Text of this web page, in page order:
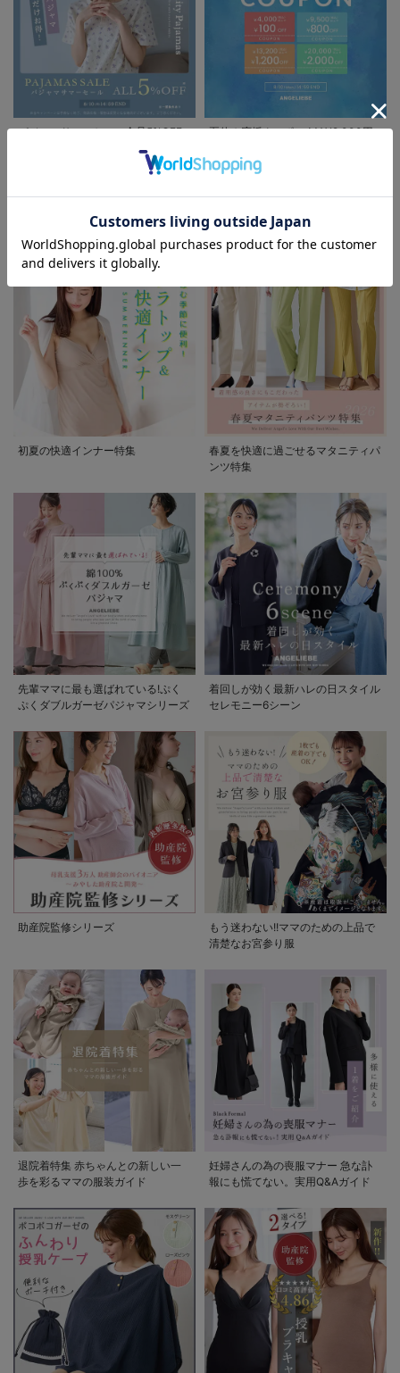
お買い物を続ける カートへ進む
RELATED ITEMS
関連商品
1
開産褥ショーツ
出産準備 入院準
備
¥2,080 (税込)
パジャマサマーセール全品5%OFF
夏休み応援クーポン MAX2,000円
FEATURE
マタニティウェア/授乳服/
マタニティ用品に関する特集
初夏の快適インナー特集
春夏を快適に過ごせるマタニティパ
ンツ特集
先輩ママに最も選ばれている!ぷく
ぷくダブルガーゼパジャマシリーズ
着回しが効く最新ハレの日スタイル
セレモニー6シーン
助産院監修シリーズ
もう迷わない!!ママのための上品で
清楚なお宮参り服
退院着特集 赤ちゃんとの新しい一
歩を彩るママの服装ガイド
妊婦さんの為の喪服マナー 急な訃
報にも慌てない。実用Q&Aガイド
お気に入り商品を確認する